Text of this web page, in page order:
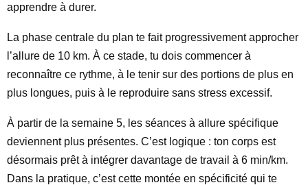
apprendre à durer.
La phase centrale du plan te fait progressivement approcher
l’allure de 10 km. À ce stade, tu dois commencer à
reconnaître ce rythme, à le tenir sur des portions de plus en
plus longues, puis à le reproduire sans stress excessif.
À partir de la semaine 5, les séances à allure spécifique
deviennent plus présentes. C’est logique : ton corps est
désormais prêt à intégrer davantage de travail à 6 min/km.
Dans la pratique, c’est cette montée en spécificité qui te